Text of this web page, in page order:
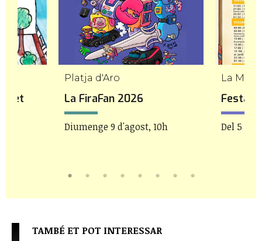
Platja d'Aro
La FiraFan 2026
Diumenge 9 d'agost, 10h
La
Festa
Del 5 al
TAMBÉ ET POT INTERESSAR